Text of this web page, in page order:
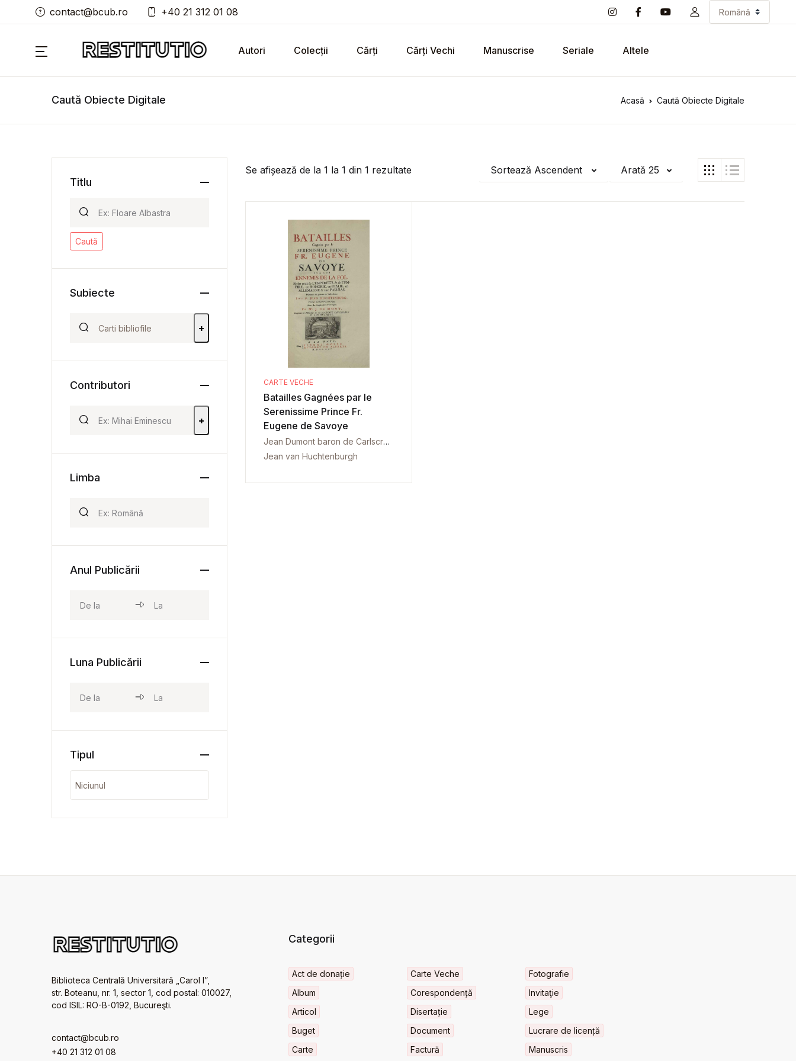
contact@bcub.ro +40 21 312 01 08
Autori Colecții Cărți Cărți Vechi Manuscrise Seriale Altele
Caută Obiecte Digitale Acasă Caută Obiecte Digitale
Se afișează de la 1 la 1 din 1 rezultate Sortează Ascendent Arată 25
CARTE VECHE
Batailles Gagnées par le
Serenissime Prince Fr.
Eugene de Savoye
Jean Dumont baron de Carlscroon
Jean van Huchtenburgh
Titlu
Caută
Subiecte
+
Contributori
+
Limba
Anul Publicării
Luna Publicării
Tipul
Biblioteca Centrală Universitară „Carol I”,
str. Boteanu, nr. 1, sector 1, cod postal: 010027,
cod ISIL: RO-B-0192, Bucureşti.
contact@bcub.ro
+40 21 312 01 08
Categorii
Act de donație
Album
Articol
Buget
Carte
Carte Veche
Corespondență
Disertație
Document
Factură
Fotografie
Invitaţie
Lege
Lucrare de licență
Manuscris